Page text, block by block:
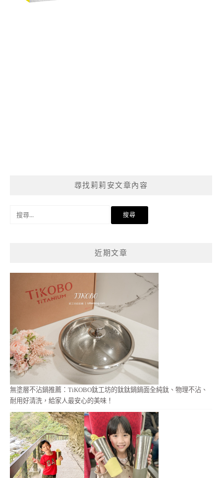
尋找莉莉安文章內容
近期文章
無塗層不沾鍋推薦：TiKOBO鈦工坊的鈦鈦鍋鍋面全純鈦、物理不沾、
耐用好清洗，給家人最安心的美味！